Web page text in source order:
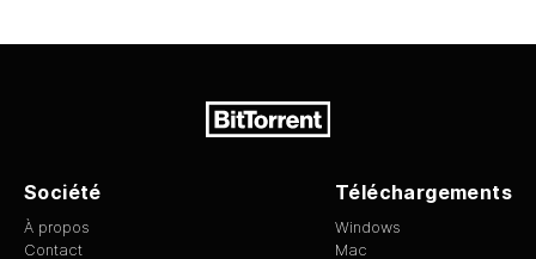
Société
À propos
Contact
Téléchargements
Windows
Mac